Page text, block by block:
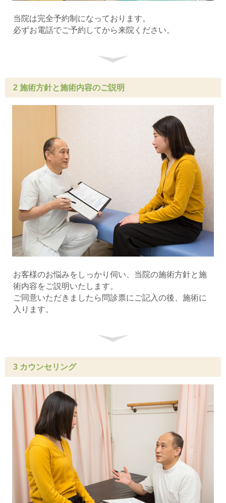
当院は完全予約制になっております。
必ずお電話でご予約してから来院ください。
2 施術方針と施術内容のご説明
お客様のお悩みをしっかり伺い、当院の施術方針と施
術内容をご説明いたします。
ご同意いただきましたら問診票にご記入の後、施術に
入ります。
3 カウンセリング